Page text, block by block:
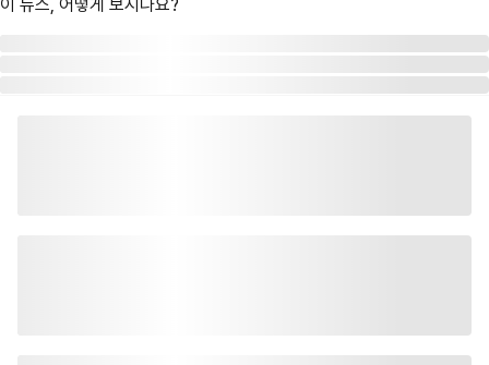
이 뉴스, 어떻게 보시나요?